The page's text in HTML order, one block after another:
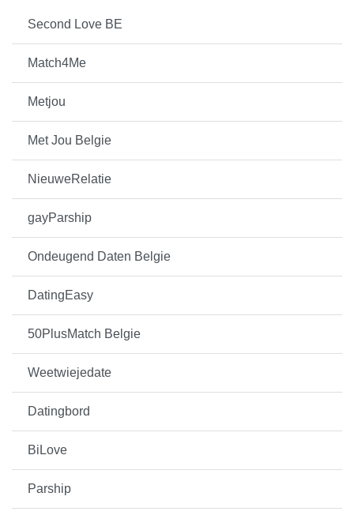
Second Love BE
Match4Me
Metjou
Met Jou Belgie
NieuweRelatie
gayParship
Ondeugend Daten Belgie
DatingEasy
50PlusMatch Belgie
Weetwiejedate
Datingbord
BiLove
Parship